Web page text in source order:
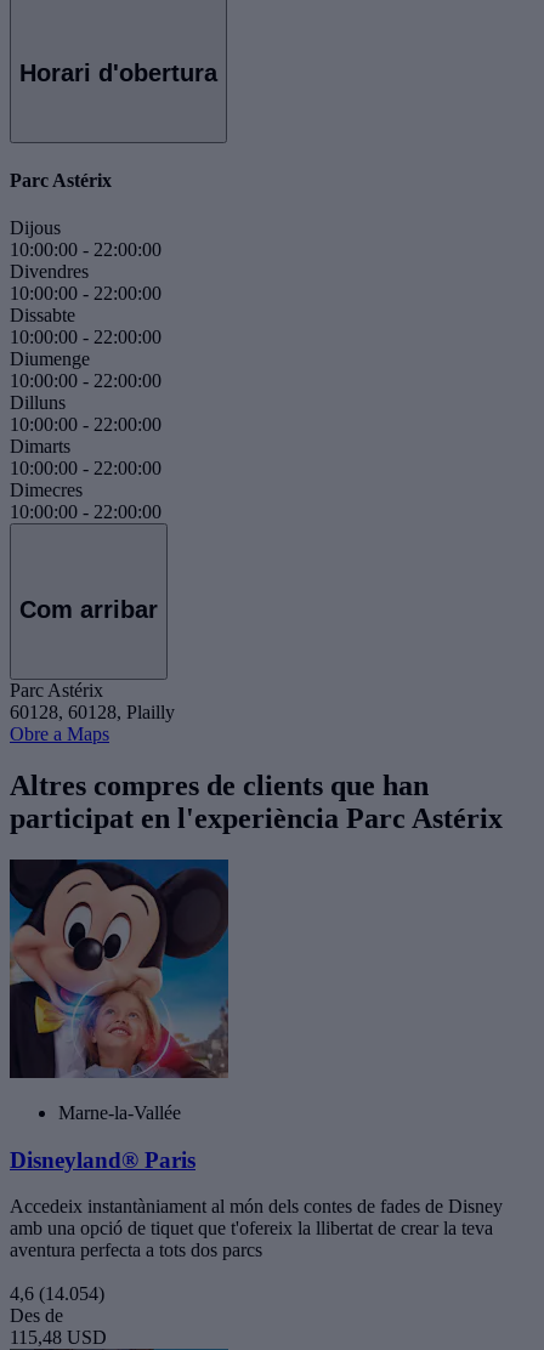
Horari d'obertura
Parc Astérix
Dijous
10:00:00 - 22:00:00
Divendres
10:00:00 - 22:00:00
Dissabte
10:00:00 - 22:00:00
Diumenge
10:00:00 - 22:00:00
Dilluns
10:00:00 - 22:00:00
Dimarts
10:00:00 - 22:00:00
Dimecres
10:00:00 - 22:00:00
Com arribar
Parc Astérix
60128, 60128, Plailly
Obre a Maps
Altres compres de clients que han
participat en l'experiència Parc Astérix
Marne-la-Vallée
Disneyland® Paris
Accedeix instantàniament al món dels contes de fades de Disney
amb una opció de tiquet que t'ofereix la llibertat de crear la teva
aventura perfecta a tots dos parcs
4,6 (14.054)
Des de
115,48 USD